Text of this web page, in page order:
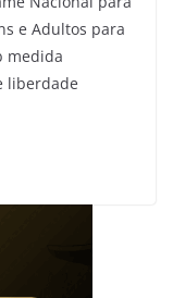
e Adultos para
medida
liberdade